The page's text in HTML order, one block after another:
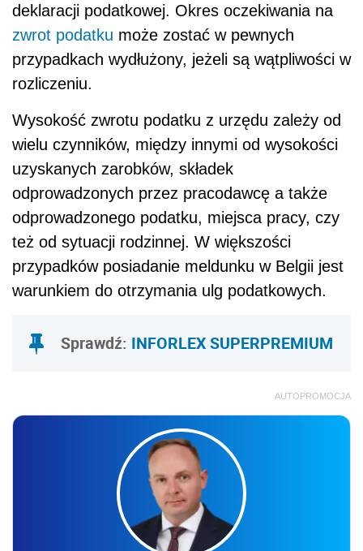
deklaracji podatkowej. Okres oczekiwania na
zwrot podatku może zostać w pewnych
przypadkach wydłużony, jeżeli są wątpliwości w
rozliczeniu.
Wysokość zwrotu podatku z urzędu zależy od
wielu czynników, między innymi od wysokości
uzyskanych zarobków, składek
odprowadzonych przez pracodawcę a także
odprowadzonego podatku, miejsca pracy, czy
też od sytuacji rodzinnej. W większości
przypadków posiadanie meldunku w Belgii jest
warunkiem do otrzymania ulg podatkowych.
Sprawdź: INFORLEX SUPERPREMIUM
AUTOPROMOCJA